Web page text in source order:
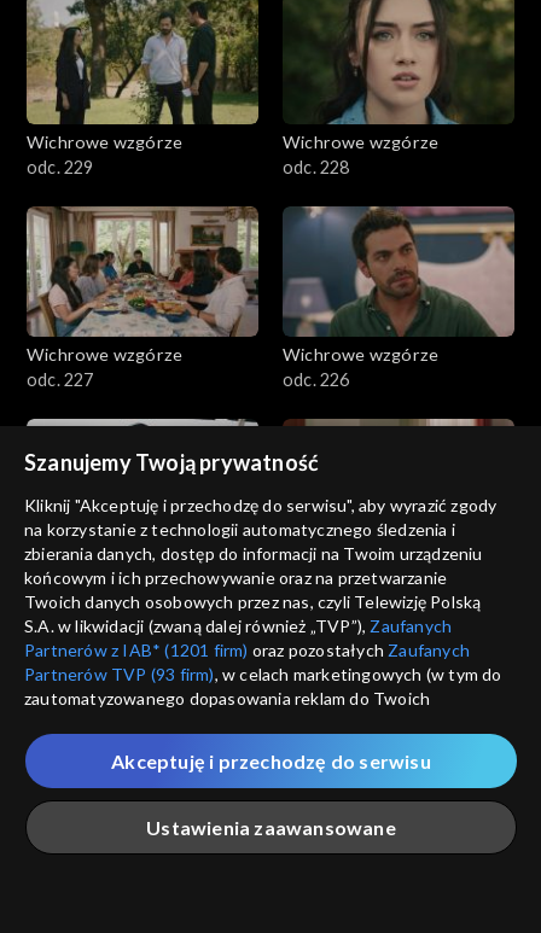
Wichrowe wzgórze
odc. 229
Wichrowe wzgórze
odc. 228
Wichrowe wzgórze
odc. 227
Wichrowe wzgórze
odc. 226
Wichrowe wzgórze
odc. 225
Wichrowe wzgórze
odc. 224
Wichrowe wzgórze
odc. 223
Wichrowe wzgórze
odc. 222
Szanujemy Twoją prywatność
Kliknij "Akceptuję i przechodzę do serwisu", aby wyrazić zgody
na korzystanie z technologii automatycznego śledzenia i
zbierania danych, dostęp do informacji na Twoim urządzeniu
końcowym i ich przechowywanie oraz na przetwarzanie
Twoich danych osobowych przez nas, czyli Telewizję Polską
S.A. w likwidacji (zwaną dalej również „TVP”), Zaufanych
Partnerów z IAB* (1201 firm) oraz pozostałych Zaufanych
Partnerów TVP (93 firm), w celach marketingowych (w tym do
zautomatyzowanego dopasowania reklam do Twoich
które wskazujemy poniżej, a także zgody na udostępnianie
przez nas identyfikatora PPID do Google.
Twoje dane osobowe zbierane podczas odwiedzania przez
Ciebie naszych
poszczególnych serwisówzwanych dalej
„Portalem”, w tym informacje zapisywane za pomocą
Ustawienia zaawansowane
Akceptuję i przechodzę do serwisu